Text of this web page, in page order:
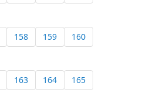
158 159 160
163 164 165